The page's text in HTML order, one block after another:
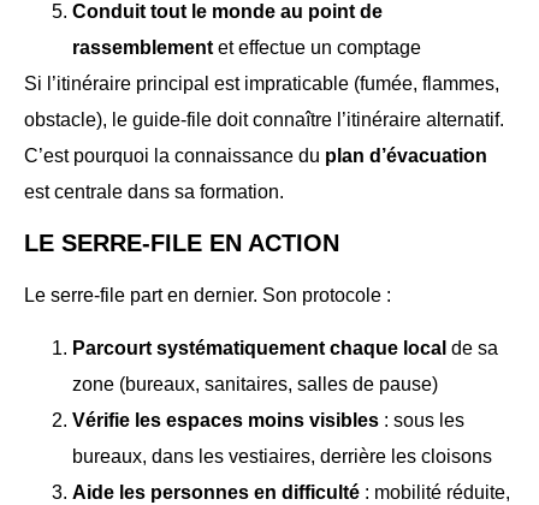
Conduit tout le monde au point de
rassemblement et effectue un comptage
Si l’itinéraire principal est impraticable (fumée, flammes,
obstacle), le guide-file doit connaître l’itinéraire alternatif.
C’est pourquoi la connaissance du plan d’évacuation
est centrale dans sa formation.
LE SERRE-FILE EN ACTION
Le serre-file part en dernier. Son protocole :
Parcourt systématiquement chaque local de sa
zone (bureaux, sanitaires, salles de pause)
Vérifie les espaces moins visibles : sous les
bureaux, dans les vestiaires, derrière les cloisons
Aide les personnes en difficulté : mobilité réduite,